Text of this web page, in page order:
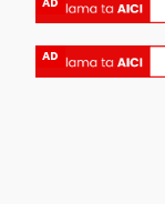
AD